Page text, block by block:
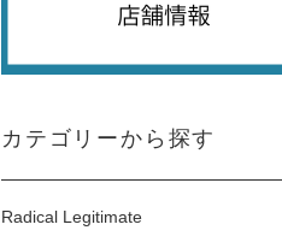
カテゴリーから探す
Radical Legitimate